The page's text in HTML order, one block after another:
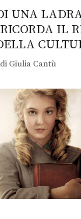
UNA
IL
di Giulia Cantù